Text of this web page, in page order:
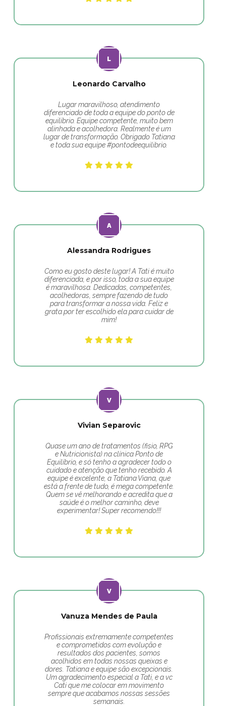
Leonardo Carvalho
Lugar maravilhoso, atendimento
diferenciado de toda a equipe do ponto de
equilíbrio. Equipe competente, muito bem
alinhada e acolhedora. Realmente é um
lugar de transformação. Obrigado Tatiana
e toda sua equipe #pontodeequilibrio.
Alessandra Rodrigues
Como eu gosto deste lugar! A Tati é muito
diferenciada, e por isso, toda a sua equipe
é maravilhosa. Dedicadas, competentes,
acolhedoras, sempre fazendo de tudo
para transformar a nossa vida. Feliz e
grata por ter escolhido ela para cuidar de
mim!
Vivian Separovic
Quase um ano de tratamentos (fisio, RPG
e Nutricionista) na clínica Ponto de
Equilíbrio, e só tenho a agradecer todo o
cuidado e atenção que tenho recebido. A
equipe é excelente, a Tatiana Viana, que
está a frente de tudo, é mega competente.
Quem se vê melhorando e acredita que a
saúde é o melhor caminho, deve
experimentar! Super recomendo!!!
Vanuza Mendes de Paula
Profissionais extremamente competentes
e comprometidos com evolução e
resultados dos pacientes, somos
acolhidos em todas nossas queixas e
dores. Tatiana e equipe são excepcionais.
Um agradecimento especial a Tati, e a vc
Cati que me colocar em movimento
sempre que acabamos nossas sessões
semanais.